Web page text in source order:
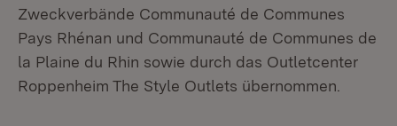
Zweckverbände Communauté de Communes
Pays Rhénan und Communauté de Communes de
la Plaine du Rhin sowie durch das Outletcenter
Roppenheim The Style Outlets übernommen.